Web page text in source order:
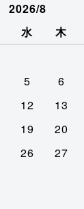
2026/8
水 木
5 6
12 13
19 20
26 27